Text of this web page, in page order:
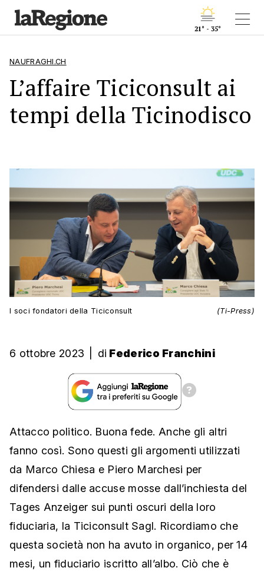
21° - 35°
NAUFRAGHI.CH
L’affaire Ticiconsult ai
tempi della Ticinodisco
I soci fondatori della Ticiconsult (Ti-Press)
6 ottobre 2023 di Federico Franchini
Attacco politico. Buona fede. Anche gli altri
fanno così. Sono questi gli argomenti utilizzati
da Marco Chiesa e Piero Marchesi per
difendersi dalle accuse mosse dall’inchiesta del
Tages Anzeiger sui punti oscuri della loro
fiduciaria, la Ticiconsult Sagl. Ricordiamo che
questa società non ha avuto in organico, per 14
mesi, un fiduciario iscritto all’albo. Ciò che è